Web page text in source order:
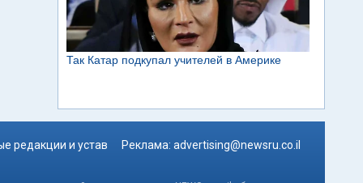
редакции и устав Реклама: advertising@newsru.co.il